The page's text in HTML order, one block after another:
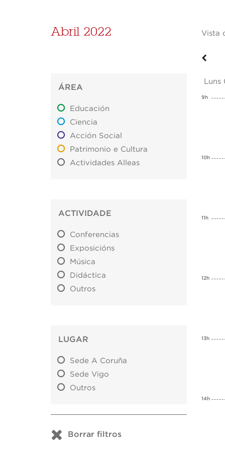
Abril 2022 Vista
ÁREA
Educación
Ciencia
Acción Social
Patrimonio e Cultura
Actividades Alleas
ACTIVIDADE
Conferencias
Exposicións
Música
Didáctica
Outros
LUGAR
Sede A Coruña
Sede Vigo
Outros
Borrar filtros
Luns
9h
10h
11h
12h
13h
14h